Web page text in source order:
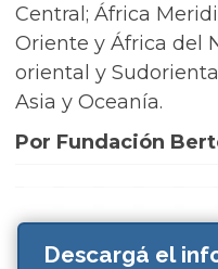
Central; África
Oriente y África del
oriental y
Asia y Oceanía.
Por Fundación
Descargá el